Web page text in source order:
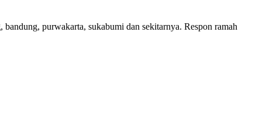
purwakarta, sukabumi dan sekitarnya. Respon ramah